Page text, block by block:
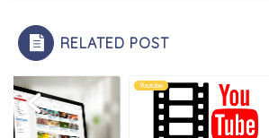
RELATED POST
Youtube